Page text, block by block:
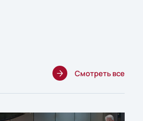
Смотреть все